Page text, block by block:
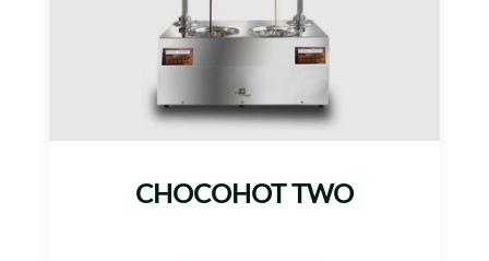
CHOCOHOT TWO